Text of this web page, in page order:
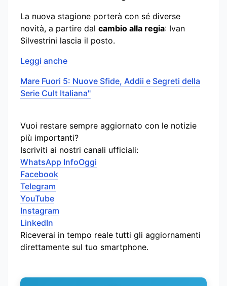
La nuova stagione porterà con sé diverse
novità, a partire dal cambio alla regia: Ivan
Silvestrini lascia il posto.
Leggi anche
Mare Fuori 5: Nuove Sfide, Addii e Segreti della
Serie Cult Italiana"
Vuoi restare sempre aggiornato con le notizie
più importanti?
Iscriviti ai nostri canali ufficiali:
WhatsApp InfoOggi
Facebook
Telegram
YouTube
Instagram
LinkedIn
Riceverai in tempo reale tutti gli aggiornamenti
direttamente sul tuo smartphone.